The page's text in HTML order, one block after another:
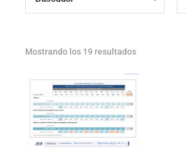
Mostrando los 19 resultados